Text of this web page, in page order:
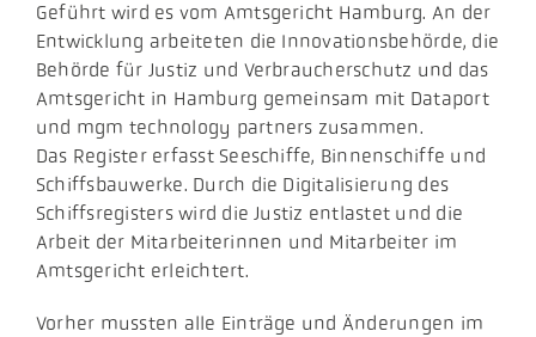
Geführt wird es vom Amtsgericht Hamburg. An der
Entwicklung arbeiteten die Innovationsbehörde, die
Behörde für Justiz und Verbraucherschutz und das
Amtsgericht in Hamburg gemeinsam mit Dataport
und mgm technology partners zusammen.
Das Register erfasst Seeschiffe, Binnenschiffe und
Schiffsbauwerke. Durch die Digitalisierung des
Schiffsregisters wird die Justiz entlastet und die
Arbeit der Mitarbeiterinnen und Mitarbeiter im
Amtsgericht erleichtert.
Vorher mussten alle Einträge und Änderungen im